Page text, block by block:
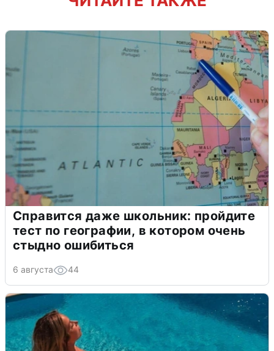
Справится даже школьник: пройдите
тест по географии, в котором очень
стыдно ошибиться
6 августа 44